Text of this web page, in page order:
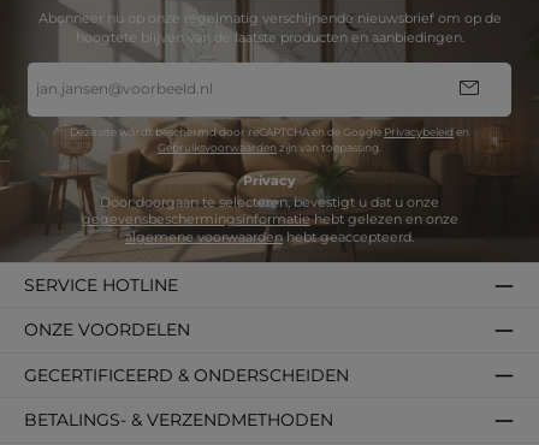
Abonneer nu op onze regelmatig verschijnende nieuwsbrief om op de
hoogtete blijven van de laatste producten en aanbiedingen.
E-
mailadres
*
Deze site wordt beschermd door reCAPTCHA en de Google Privacybeleid en
Gebruiksvoorwaarden zijn van toepassing.
Privacy
gegevensbeschermingsinformatie
algemene voorwaardenhebt geaccepteerd.
SERVICE HOTLINE
BETALINGS- & VERZENDMETHODEN
GECERTIFICEERD & ONDERSCHEIDEN
ONZE VOORDELEN